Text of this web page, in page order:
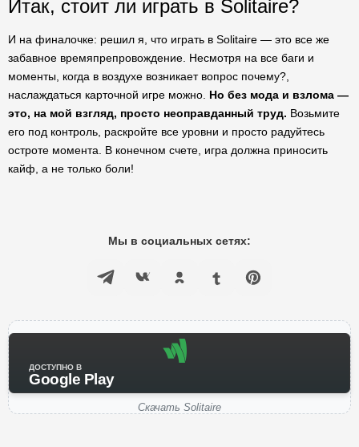
Итак, стоит ли играть в Solitaire?
И на финалочке: решил я, что играть в Solitaire — это все же
забавное времяпрепровождение. Несмотря на все баги и
моменты, когда в воздухе возникает вопрос почему?,
наслаждаться карточной игре можно. Но без мода и взлома —
это, на мой взгляд, просто неоправданный труд. Возьмите
его под контроль, раскройте все уровни и просто радуйтесь
остроте момента. В конечном счете, игра должна приносить
кайф, а не только боли!
Мы в социальных сетях:
ДОСТУПНО В
Google Play
Скачать Solitaire